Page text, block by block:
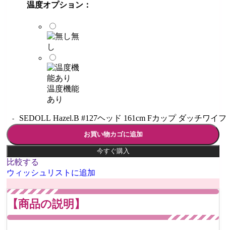
温度オプション：
無
し
温度機能
あり
SEDOLL Hazel.B #127ヘッド 161cm Fカップ ダッチワイ
お買い物カゴに追加
今すぐ購入
比較する
ウィッシュリストに追加
【商品の説明】